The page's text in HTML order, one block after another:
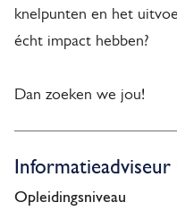
knelpunten en het
écht impact hebben?
Dan zoeken we jou!
Opleidingsniveau